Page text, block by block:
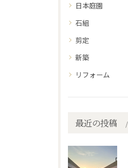
日本庭園
石組
剪定
新築
リフォーム
最近の投稿